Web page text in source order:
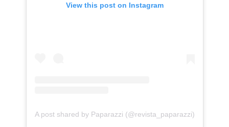
View this post on Instagram
A post shared by Paparazzi (@revista_paparazzi)